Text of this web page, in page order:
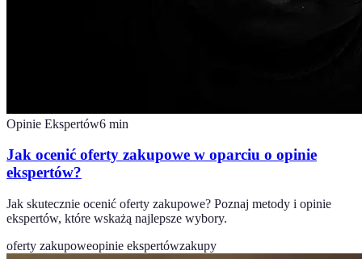
Opinie Ekspertów6 min
Jak ocenić oferty zakupowe w oparciu o opinie
ekspertów?
Jak skutecznie ocenić oferty zakupowe? Poznaj metody i opinie
ekspertów, które wskażą najlepsze wybory.
oferty zakupoweopinie ekspertówzakupy